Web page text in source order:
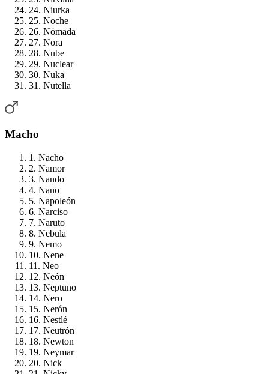
24. Niurka
25. Noche
26. Nómada
27. Nora
28. Nube
29. Nuclear
30. Nuka
31. Nutella
Macho
1. Nacho
2. Namor
3. Nando
4. Nano
5. Napoleón
6. Narciso
7. Naruto
8. Nebula
9. Nemo
10. Nene
11. Neo
12. Neón
13. Neptuno
14. Nero
15. Nerón
16. Nestlé
17. Neutrón
18. Newton
19. Neymar
20. Nick